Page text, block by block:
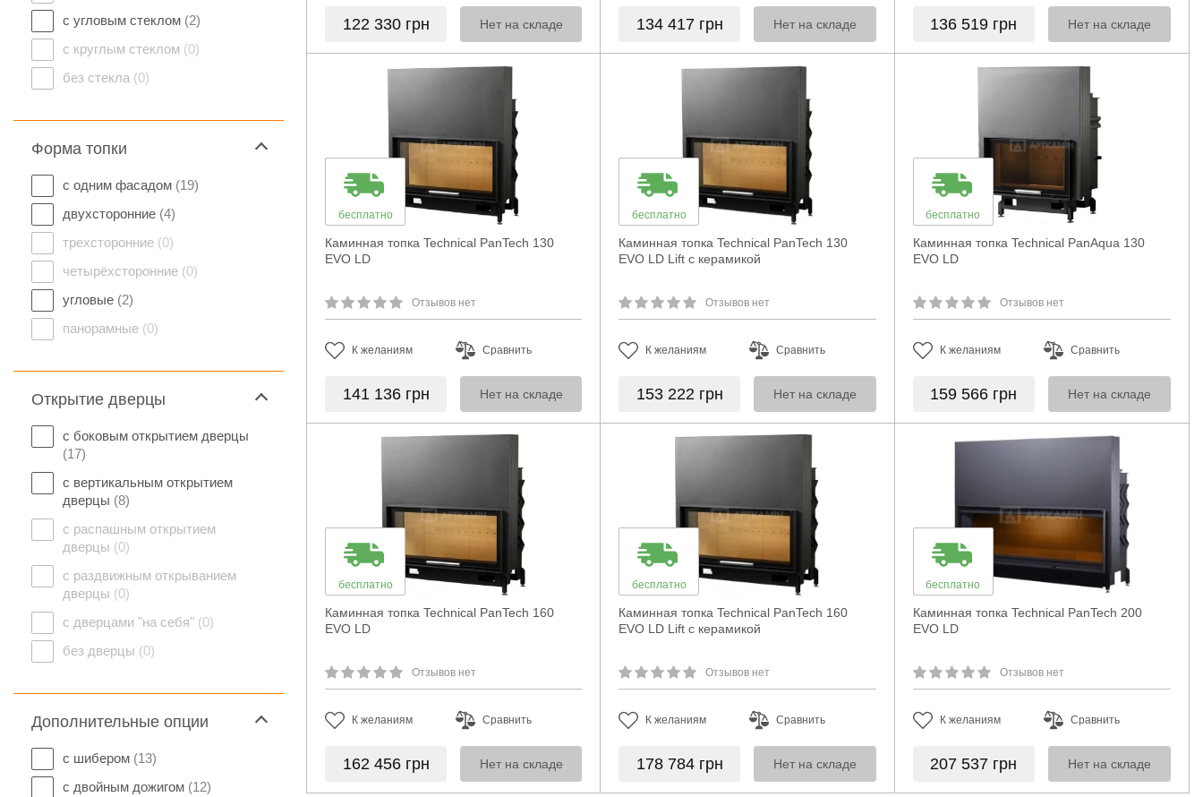
с угловым стеклом (2)
с круглым стеклом (0)
без стекла (0)
Форма топки
с одним фасадом (19)
двухсторонние (4)
трехсторонние (0)
четырёхсторонние (0)
угловые (2)
панорамные (0)
Открытие дверцы
с боковым открытием дверцы
(17)
с вертикальным открытием
дверцы (8)
с распашным открытием
дверцы (0)
с раздвижным открыванием
дверцы (0)
с дверцами "на себя" (0)
без дверцы (0)
Дополнительные опции
с шибером (13)
с двойным дожигом (12)
122 330 грн Нет на складе 134 417 грн Нет на складе 136 519 грн Нет на складе
бесплатно
Каминная топка Technical PanTech 130
EVO LD
Отзывов нет
К желаниям Сравнить
141 136 грн Нет на складе
бесплатно
Каминная топка Technical PanTech 130
EVO LD Lift с керамикой
Отзывов нет
К желаниям Сравнить
153 222 грн Нет на складе
бесплатно
Каминная топка Technical PanAqua 130
EVO LD
Отзывов нет
К желаниям Сравнить
159 566 грн Нет на складе
бесплатно
Каминная топка Technical PanTech 160
EVO LD
Отзывов нет
К желаниям Сравнить
162 456 грн Нет на складе
бесплатно
Каминная топка Technical PanTech 160
EVO LD Lift с керамикой
Отзывов нет
К желаниям Сравнить
178 784 грн Нет на складе
бесплатно
Каминная топка Technical PanTech 200
EVO LD
Отзывов нет
К желаниям Сравнить
207 537 грн Нет на складе